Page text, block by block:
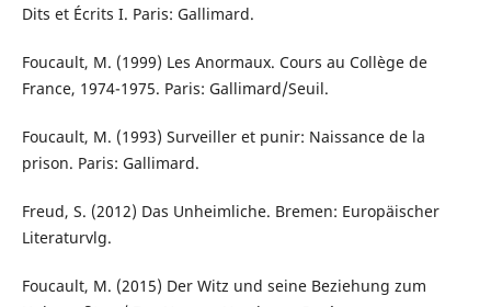
Dits et Écrits I. Paris: Gallimard.
Foucault, M. (1999) Les Anormaux. Cours au Collège de
France, 1974-1975. Paris: Gallimard/Seuil.
Foucault, M. (1993) Surveiller et punir: Naissance de la
prison. Paris: Gallimard.
Freud, S. (2012) Das Unheimliche. Bremen: Europäischer
Literaturvlg.
Foucault, M. (2015) Der Witz und seine Beziehung zum